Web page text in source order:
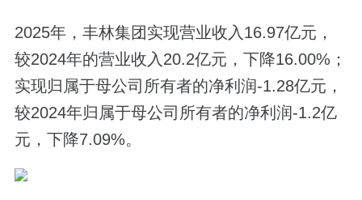
2025年，丰林集团实现营业收入16.97亿元，
较2024年的营业收入20.2亿元，下降16.00%；
实现归属于母公司所有者的净利润-1.28亿元，
较2024年归属于母公司所有者的净利润-1.2亿
元，下降7.09%。